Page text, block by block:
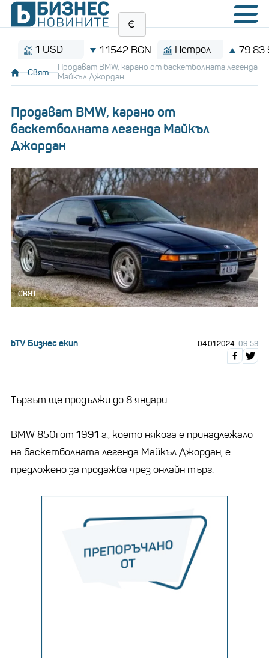
1 USD 1.1542 BGN Петрол 79.83 $/
Свят
Продават BMW, карано от баскетболната легенда
Майкъл Джордан
Продават BMW, карано от
баскетболната легенда Майкъл
Джордан
СВЯТ
bTV Бизнес екип 04.01.2024 09:53
Търгът ще продължи до 8 януари
BMW 850i от 1991 г., което някога е принадлежало
на баскетболната легенда Майкъл Джордан, е
предложено за продажба чрез онлайн търг.